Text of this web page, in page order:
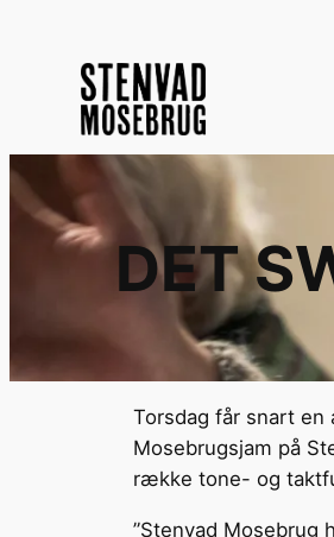
DET
Torsdag får snart
Mosebrugsjam på
række tone- og
”Stenvad Mosebrug